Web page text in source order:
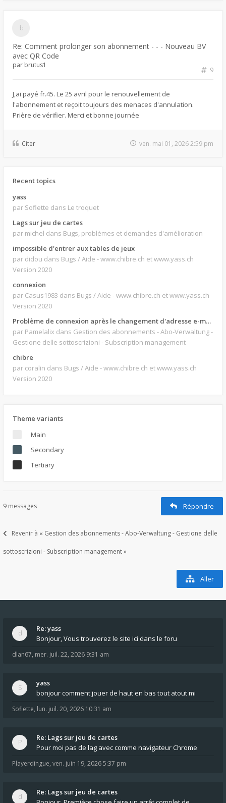
Re: Comment prolonger son abonnement - - - Nouveau BV
avec QR Code
9
par brutus1
J,ai payé fr.45. Le 25 avril pour le renouvellement de
l'abonnement et reçoit toujours des menaces d'annulation.
Prière de vérifier. Merci et bonne journée
Citer ven. mai 01, 2026 2:59 pm
Recent topics
yass
par Soflette dans Le troquet
Lags sur jeu de cartes
par michel dans Bugs, problèmes et demandes d'amélioration
impossible d'entrer aux tables de jeux
par didou dans Bugs / Aide - www.chibre.ch et www.yass.ch
Version 2020
connexion
par Casus1983 dans Bugs / Aide - www.chibre.ch et www.yass.ch
Version 2020
Problème de connexion après le changement d'adresse e-mail.
par Pamelalix dans Gestion des abonnements - Abo-Verwaltung -
Gestione delle sottoscrizioni - Subscription management
chibre
par coralin dans Bugs / Aide - www.chibre.ch et www.yass.ch
Version 2020
Theme variants
Main
Secondary
Tertiary
9 messages Répondre
Revenir à « Gestion des abonnements - Abo-Verwaltung - Gestione delle
sottoscrizioni - Subscription management »
Aller
Re: yass
Bonjour, Vous trouverez le site ici dans le foru
dlan67, mer. juil. 22, 2026 9:31 am
yass
bonjour comment jouer de haut en bas tout atout mi
Soflette, lun. juil. 20, 2026 10:31 am
Re: Lags sur jeu de cartes
Pour moi pas de lag avec comme navigateur Chrome
Playerdingue, ven. juin 19, 2026 5:37 pm
Re: Lags sur jeu de cartes